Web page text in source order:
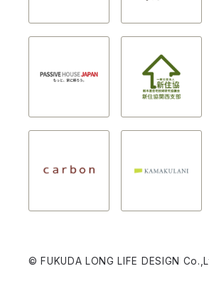
© FUKUDA LONG LIFE DESIGN